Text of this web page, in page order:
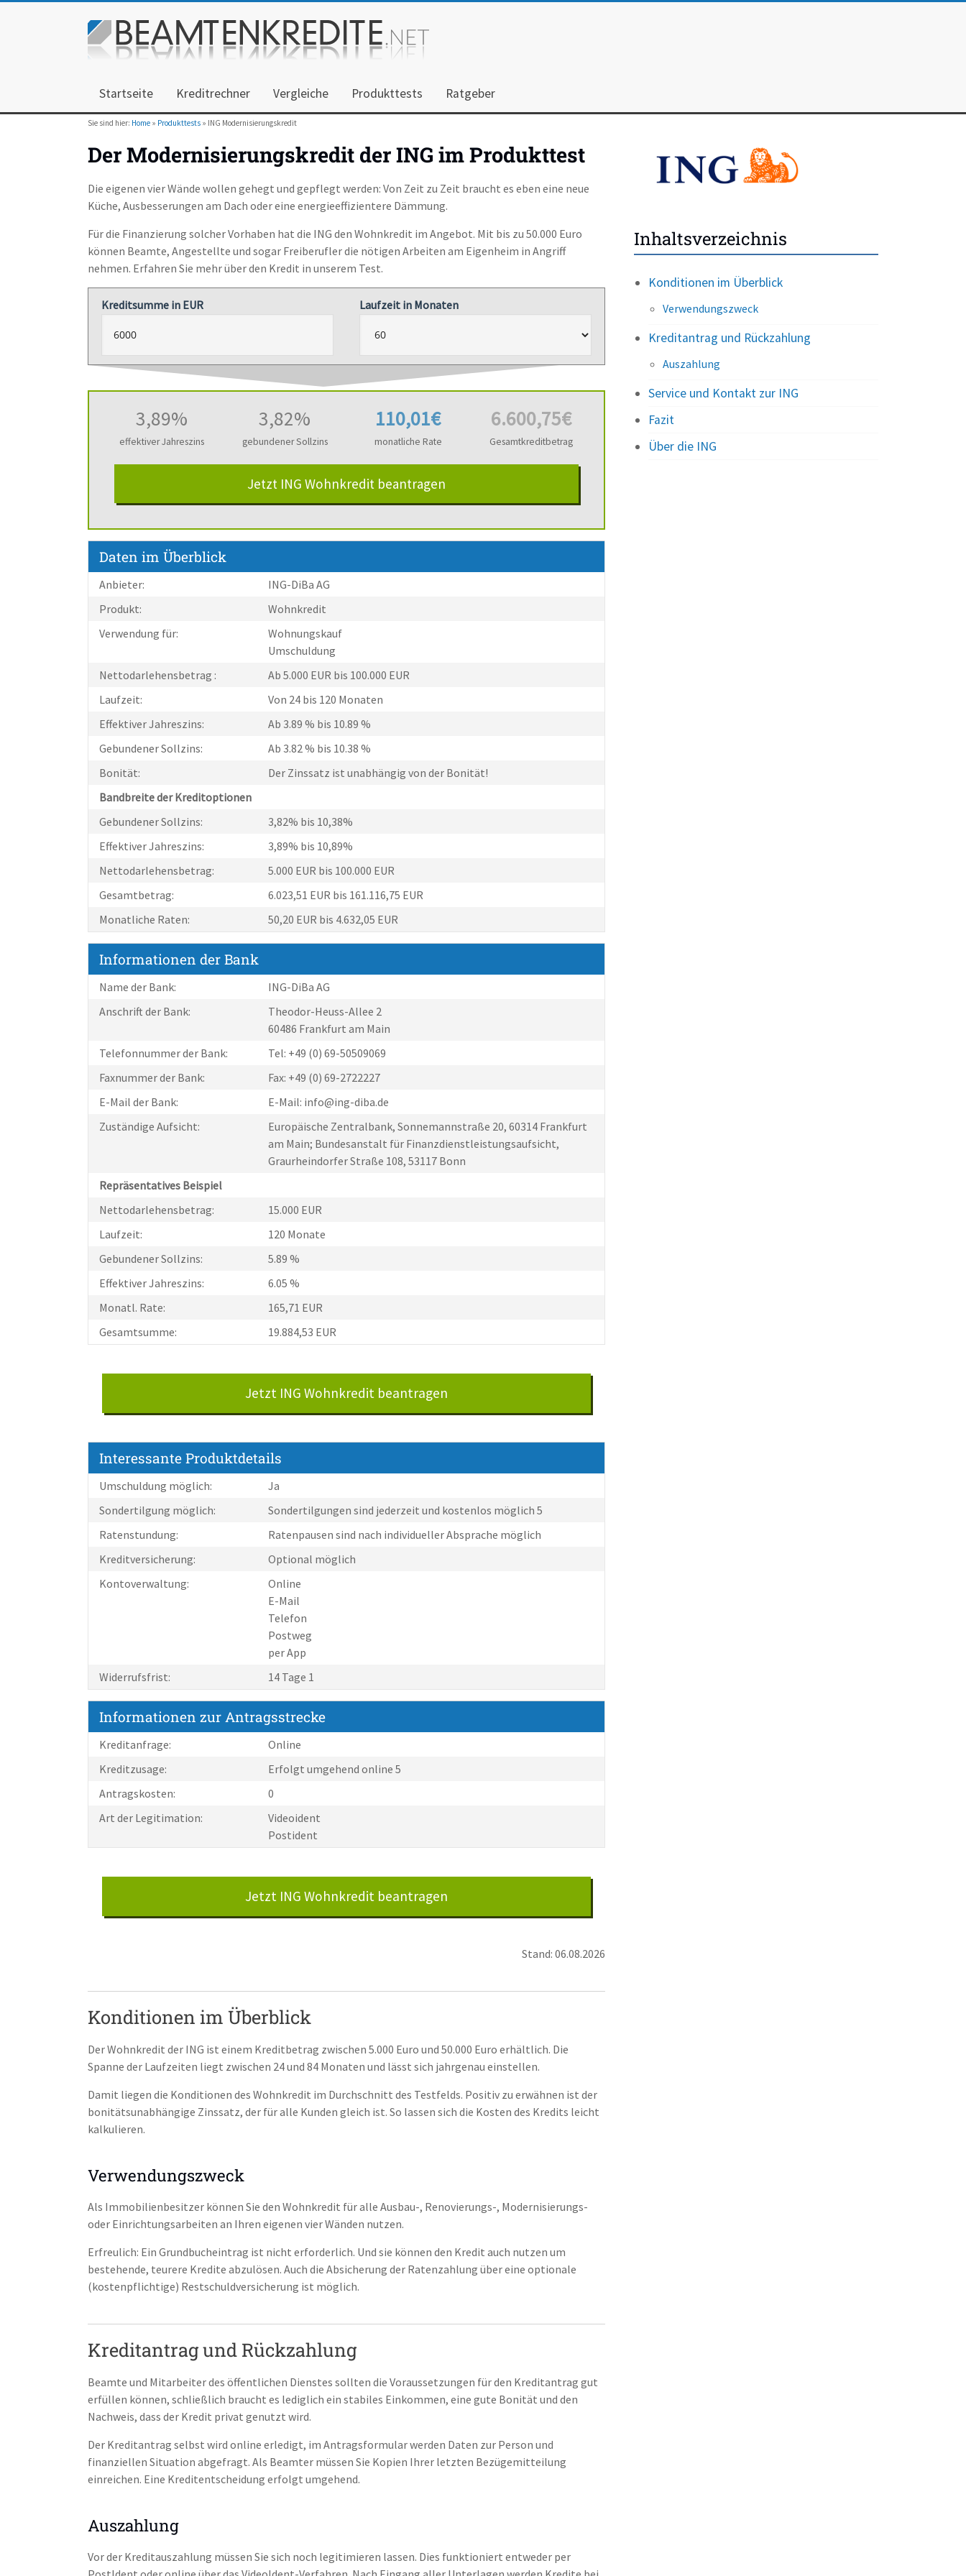
Startseite Kreditrechner Vergleiche Produkttests Ratgeber
Sie sind hier: Home » Produkttests » ING Modernisierungskredit
Der Modernisierungskredit der ING im Produkttest
Die eigenen vier Wände wollen gehegt und gepflegt werden: Von Zeit zu Zeit braucht es eben eine neue
Küche, Ausbesserungen am Dach oder eine energieeffizientere Dämmung.
Für die Finanzierung solcher Vorhaben hat die ING den Wohnkredit im Angebot. Mit bis zu 50.000 Euro
können Beamte, Angestellte und sogar Freiberufler die nötigen Arbeiten am Eigenheim in Angriff
nehmen. Erfahren Sie mehr über den Kredit in unserem Test.
Kreditsumme in EUR Laufzeit in Monaten
3,89%
effektiver Jahreszins
3,82%
gebundener Sollzins
110,01€
monatliche Rate
6.600,75€
Gesamtkreditbetrag
Jetzt ING Wohnkredit beantragen
Daten im Überblick
Anbieter:
ING-DiBa AG
Produkt:
Wohnkredit
Verwendung für:
Wohnungskauf
Umschuldung
Nettodarlehensbetrag :
Ab 5.000 EUR bis 100.000 EUR
Laufzeit:
Von 24 bis 120 Monaten
Effektiver Jahreszins:
Ab 3.89 % bis 10.89 %
Gebundener Sollzins:
Ab 3.82 % bis 10.38 %
Bonität:
Der Zinssatz ist unabhängig von der Bonität!
Bandbreite der Kreditoptionen
Gebundener Sollzins:
3,82% bis 10,38%
Effektiver Jahreszins:
3,89% bis 10,89%
Nettodarlehensbetrag:
5.000 EUR bis 100.000 EUR
Gesamtbetrag:
6.023,51 EUR bis 161.116,75 EUR
Monatliche Raten:
50,20 EUR bis 4.632,05 EUR
Informationen der Bank
Name der Bank:
ING-DiBa AG
Anschrift der Bank:
Theodor-Heuss-Allee 2
60486 Frankfurt am Main
Telefonnummer der Bank:
Tel: +49 (0) 69-50509069
Faxnummer der Bank:
Fax: +49 (0) 69-2722227
E-Mail der Bank:
E-Mail: info@ing-diba.de
Zuständige Aufsicht:
Europäische Zentralbank, Sonnemannstraße 20, 60314 Frankfurt
am Main; Bundesanstalt für Finanzdienstleistungsaufsicht,
Graurheindorfer Straße 108, 53117 Bonn
Repräsentatives Beispiel
Nettodarlehensbetrag:
15.000 EUR
Laufzeit:
120 Monate
Gebundener Sollzins:
5.89 %
Effektiver Jahreszins:
6.05 %
Monatl. Rate:
165,71 EUR
Gesamtsumme:
19.884,53 EUR
Jetzt ING Wohnkredit beantragen
Interessante Produktdetails
Umschuldung möglich:
Ja
Sondertilgung möglich:
Sondertilgungen sind jederzeit und kostenlos möglich 5
Ratenstundung:
Ratenpausen sind nach individueller Absprache möglich
Kreditversicherung:
Optional möglich
Kontoverwaltung:
Online
E-Mail
Telefon
Postweg
per App
Widerrufsfrist:
14 Tage 1
Informationen zur Antragsstrecke
Kreditanfrage:
Online
Kreditzusage:
Erfolgt umgehend online 5
Antragskosten:
0
Art der Legitimation:
Videoident
Postident
Jetzt ING Wohnkredit beantragen
Stand: 06.08.2026
Konditionen im Überblick
Der Wohnkredit der ING ist einem Kreditbetrag zwischen 5.000 Euro und 50.000 Euro erhältlich. Die
Spanne der Laufzeiten liegt zwischen 24 und 84 Monaten und lässt sich jahrgenau einstellen.
Damit liegen die Konditionen des Wohnkredit im Durchschnitt des Testfelds. Positiv zu erwähnen ist der
bonitätsunabhängige Zinssatz, der für alle Kunden gleich ist. So lassen sich die Kosten des Kredits leicht
kalkulieren.
Verwendungszweck
Als Immobilienbesitzer können Sie den Wohnkredit für alle Ausbau-, Renovierungs-, Modernisierungs-
oder Einrichtungsarbeiten an Ihren eigenen vier Wänden nutzen.
Erfreulich: Ein Grundbucheintrag ist nicht erforderlich. Und sie können den Kredit auch nutzen um
bestehende, teurere Kredite abzulösen. Auch die Absicherung der Ratenzahlung über eine optionale
(kostenpflichtige) Restschuldversicherung ist möglich.
Kreditantrag und Rückzahlung
Beamte und Mitarbeiter des öffentlichen Dienstes sollten die Voraussetzungen für den Kreditantrag gut
erfüllen können, schließlich braucht es lediglich ein stabiles Einkommen, eine gute Bonität und den
Nachweis, dass der Kredit privat genutzt wird.
Der Kreditantrag selbst wird online erledigt, im Antragsformular werden Daten zur Person und
finanziellen Situation abgefragt. Als Beamter müssen Sie Kopien Ihrer letzten Bezügemitteilung
einreichen. Eine Kreditentscheidung erfolgt umgehend.
Auszahlung
Vor der Kreditauszahlung müssen Sie sich noch legitimieren lassen. Dies funktioniert entweder per
Inhaltsverzeichnis
Konditionen im Überblick
Verwendungszweck
Kreditantrag und Rückzahlung
Auszahlung
Service und Kontakt zur ING
Fazit
Über die ING